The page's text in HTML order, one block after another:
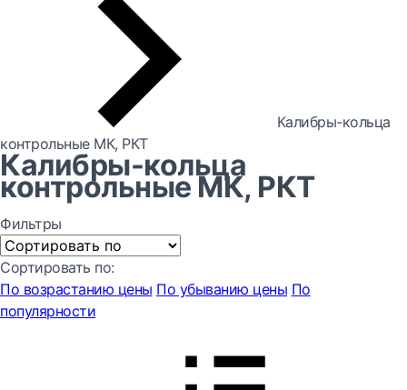
Калибры-кольца
контрольные МК, РКТ
Калибры-кольца
контрольные МК, РКТ
Фильтры
Сортировать по:
По возрастанию цены По убыванию цены По
популярности